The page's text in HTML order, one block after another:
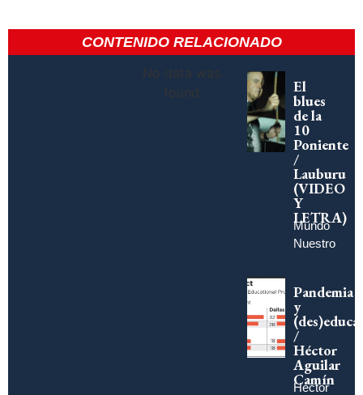
CONTENIDO RELACIONADO
No data was
found
El
blues
de la
10
Poniente
/
Lauburu
(VIDEO
Y
LETRA)
Mundo
Nuestro
Pandemia
y
/
Héctor
Aguilar
Camín
Héctor